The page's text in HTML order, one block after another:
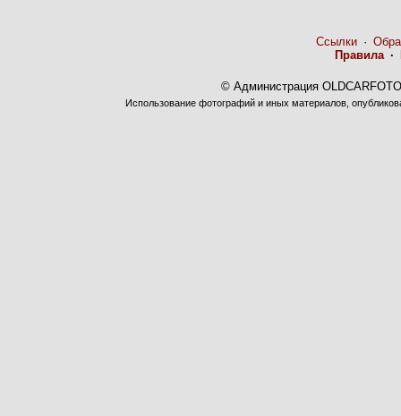
Ссылки·
Правила·
© Администрация
Использование фотографий и иных материалов,